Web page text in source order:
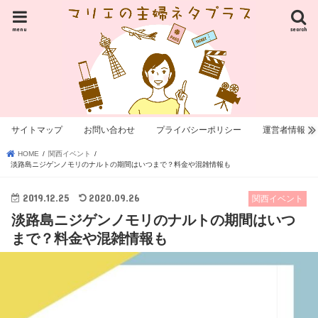
search
menu
サイトマップ お問い合わせ プライバシーポリシー 運営者情報
HOME
関西イベント
淡路島ニジゲンノモリのナルトの期間はいつまで？料金や混雑情報も
関西イベント
2019.12.25 2020.09.26
淡路島ニジゲンノモリのナルトの期間はいつ
まで？料金や混雑情報も